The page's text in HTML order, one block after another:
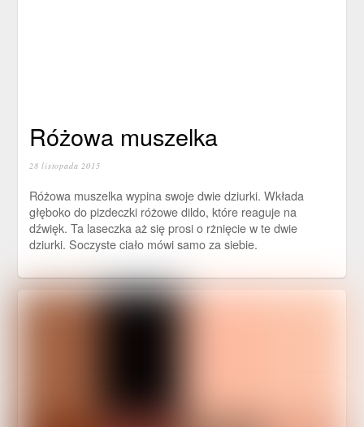
Różowa muszelka
28 listopada 2015
Różowa muszelka wypina swoje dwie dziurki. Wkłada
głęboko do pizdeczki różowe dildo, które reaguje na
dźwięk. Ta laseczka aż się prosi o rżnięcie w te dwie
dziurki. Soczyste ciało mówi samo za siebie.